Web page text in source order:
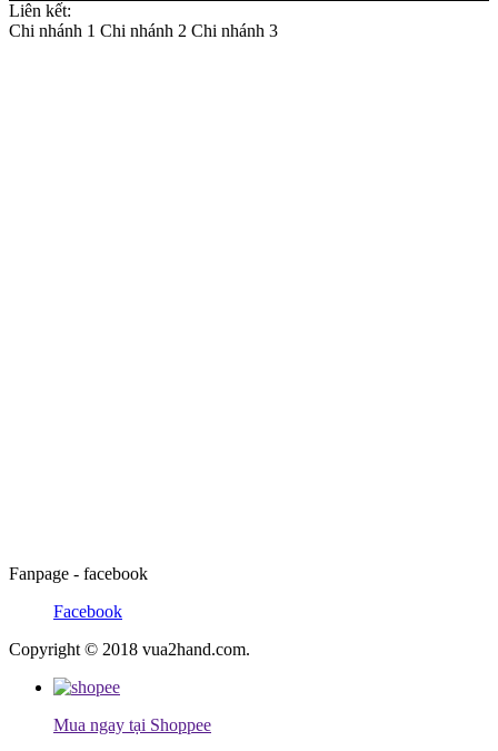
Liên kết:
Chi nhánh 1 Chi nhánh 2 Chi nhánh 3
Fanpage - facebook
Facebook
Copyright © 2018 vua2hand.com.
Mua ngay tại Shoppee